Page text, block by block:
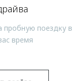
пробную поездку в
время